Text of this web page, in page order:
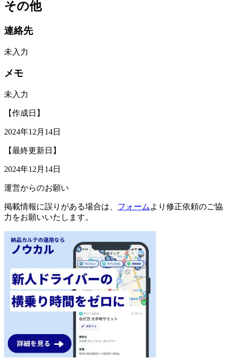
その他
連絡先
未入力
メモ
未入力
【作成日】
2024年12月14日
【最終更新日】
2024年12月14日
運営からのお願い
掲載情報に誤りがある場合は、 フォーム より修正依頼のご協
力をお願いいたします。